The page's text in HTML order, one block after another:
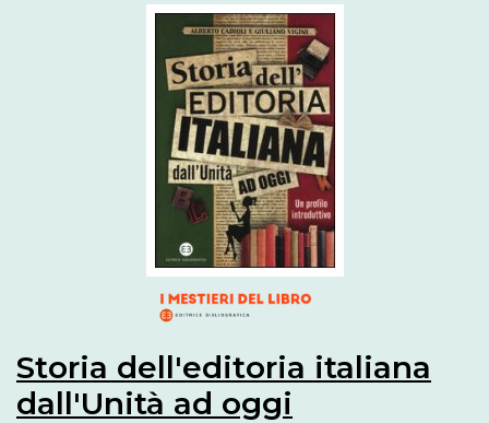
Storia dell'editoria italiana
dall'Unità ad oggi